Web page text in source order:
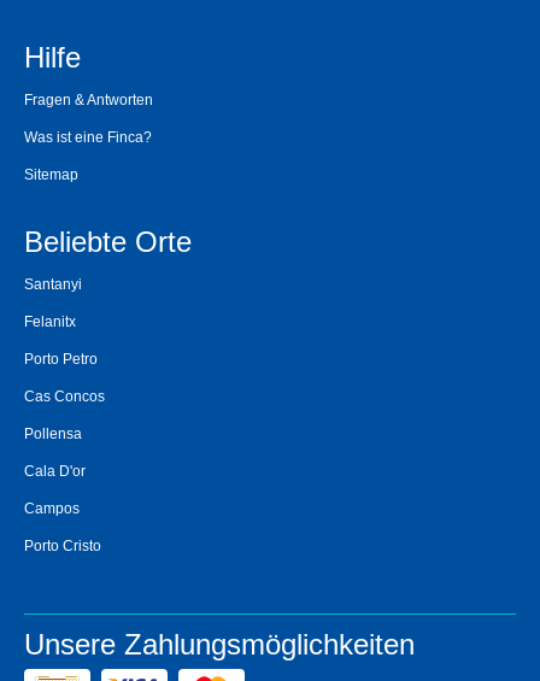
Hilfe
Fragen & Antworten
Was ist eine Finca?
Sitemap
Beliebte Orte
Santanyi
Felanitx
Porto Petro
Cas Concos
Pollensa
Cala D'or
Campos
Porto Cristo
Unsere Zahlungsmöglichkeiten